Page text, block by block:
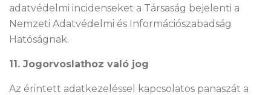
adatvédelmi incidenseket a Társaság bejelenti a
Nemzeti Adatvédelmi és Információszabadság
Hatóságnak.
11. Jogorvoslathoz való jog
Az érintett adatkezeléssel kapcsolatos panaszát a